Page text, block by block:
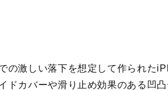
の激しい落下を想定して作られた
ドカバーや滑り止め効果のある凹